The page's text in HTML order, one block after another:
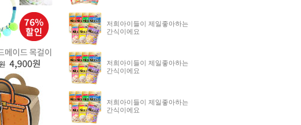
저희아이들이 제일좋아하는
간식이에요
저희아이들이 제일좋아하는
간식이에요
저희아이들이 제일좋아하는
간식이에요